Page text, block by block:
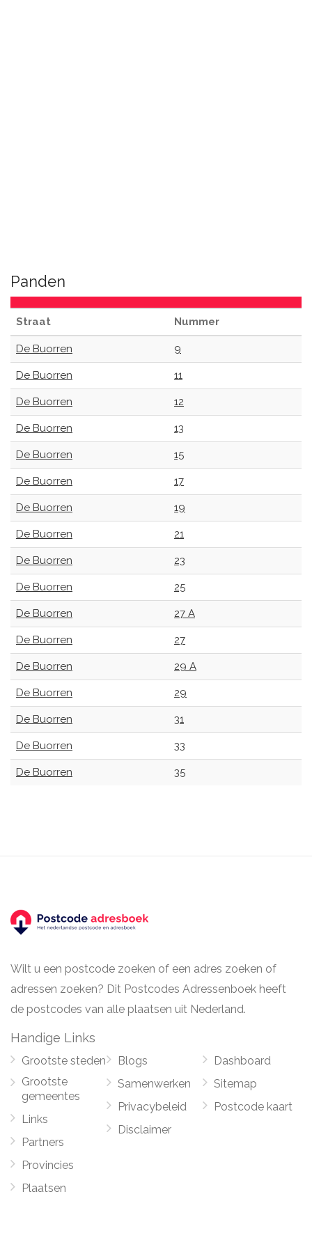
Panden
Straat Nummer
De Buorren 9
De Buorren 11
De Buorren 12
De Buorren 13
De Buorren 15
De Buorren 17
De Buorren 19
De Buorren 21
De Buorren 23
De Buorren 25
De Buorren 27 A
De Buorren 27
De Buorren 29 A
De Buorren 29
De Buorren 31
De Buorren 33
De Buorren 35
Wilt u een postcode zoeken of een adres zoeken of
adressen zoeken? Dit Postcodes Adressenboek heeft
de postcodes van alle plaatsen uit Nederland.
Handige Links
Grootste steden
Grootste
gemeentes
Links
Partners
Provincies
Plaatsen
Blogs
Samenwerken
Privacybeleid
Disclaimer
Dashboard
Sitemap
Postcode kaart